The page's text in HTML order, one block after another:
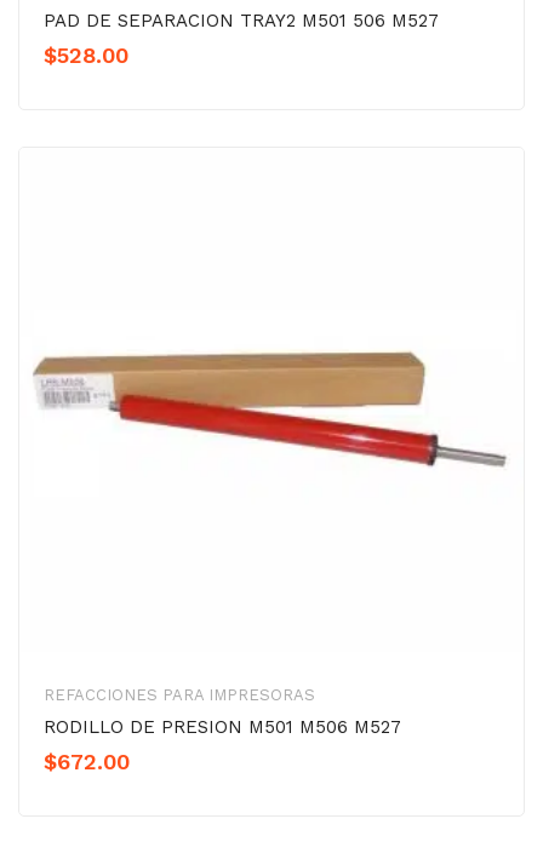
PAD DE SEPARACION TRAY2 M501 506 M527
$528.00
REFACCIONES PARA IMPRESORAS
RODILLO DE PRESION M501 M506 M527
$672.00